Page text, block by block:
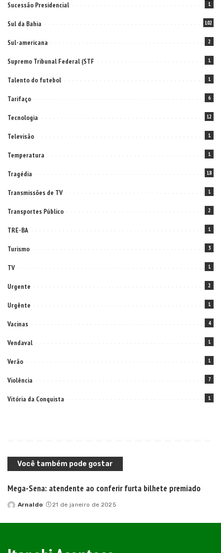
Sucessão Presidencial 1
Sul da Bahia 102
Sul-americana 2
Supremo Tribunal Federal (STF 1
Talento do futebol 1
Tarifaço 6
Tecnologia 12
Televisão 1
Temperatura 1
Tragédia 18
Transmissões de TV 1
Transportes Público 2
TRE-BA 1
Turismo 3
TV 1
Urgente 2
Urgênte 1
Vacinas 4
Vendaval 1
Verão 1
Violência 7
Vitória da Conquista 1
Você também pode gostar
Mega-Sena: atendente ao conferir furta bilhete premiado
Posted
Arnaldo 21 de janeiro de 2025